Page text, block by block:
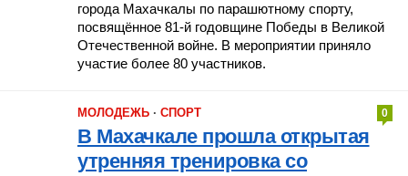
города Махачкалы по парашютному спорту,
посвящённое 81-й годовщине Победы в Великой
Отечественной войне. В мероприятии приняло
участие более 80 участников.
МОЛОДЕЖЬ · СПОРТ 0
В Махачкале прошла открытая
утренняя тренировка со